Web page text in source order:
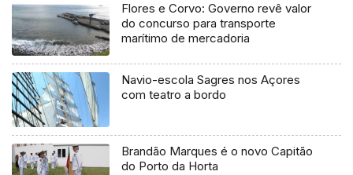
Flores e Corvo: Governo revê valor
do concurso para transporte
marítimo de mercadoria
Navio-escola Sagres nos Açores
com teatro a bordo
Brandão Marques é o novo Capitão
do Porto da Horta